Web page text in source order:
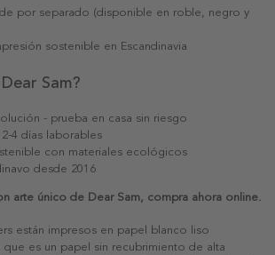
por separado (disponible en roble, negro y
sostenible en Escandinavia
Sam?
- prueba en casa sin riesgo
4 días laborables
con materiales ecológicos
desde 2016
arte único de Dear Sam, compra ahora online.
están impresos en papel blanco liso
es un papel sin recubrimiento de alta